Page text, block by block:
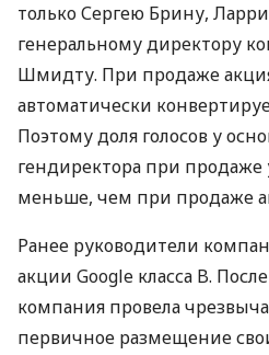
только Сергею Брину,
генеральному директору
Шмидту. При продаже акция
автоматически
Поэтому доля голосов у
гендиректора при продаже
меньше, чем при продаже
Ранее руководители
акции Google класса B. После
компания провела
первичное размещение